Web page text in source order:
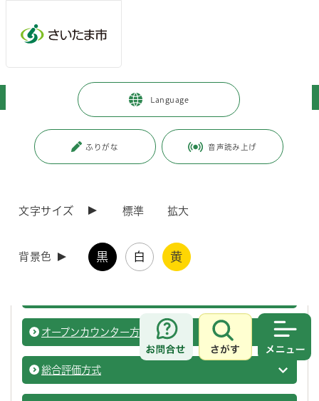
Language
ふりがな 音声読み上げ
文字サイズ 標準 拡大
背景色 黒 白 黄
お問合せ
さがす
事業者向けの情報 > 届出・手続き 入札・契約
入札・契約
お知らせ
さいたま市契約公報
オープンカウンター方式
オープ
総合評価方式
入札・